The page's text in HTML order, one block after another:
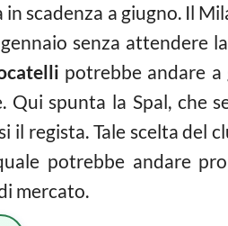
in scadenza a giugno. Il
senza attendere
potrebbe andare
spunta la Spal, che
regista. Tale scelta del
potrebbe andare
mercato.